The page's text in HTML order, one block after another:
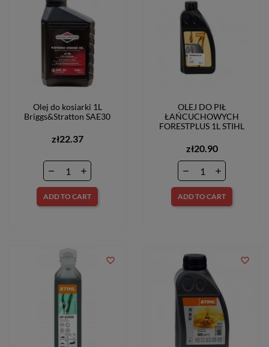
Olej do kosiarki 1L
Briggs&Stratton SAE30
zł22.37
ADD TO CART
OLEJ DO PIŁ
ŁAŃCUCHOWYCH
FORESTPLUS 1L STIHL
zł20.90
ADD TO CART
favorite_border favorite_border